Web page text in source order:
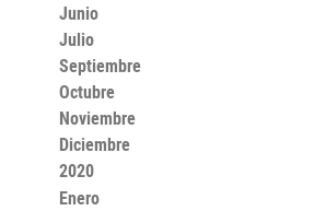
Junio
Julio
Septiembre
Octubre
Noviembre
Diciembre
2020
Enero